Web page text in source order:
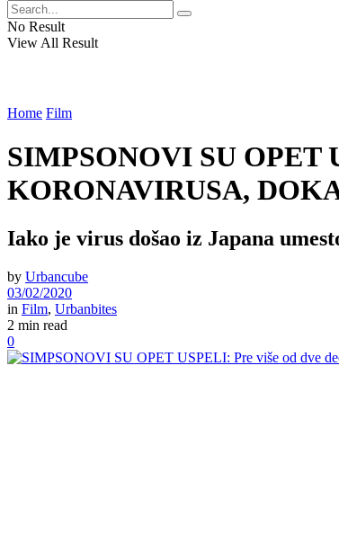
No Result
View All Result
Home Film
SIMPSONOVI SU OPET
KORONAVIRUSA,
Iako je virus došao iz Japana
by Urbancube
03/02/2020
in Film, Urbanbites
2 min read
0